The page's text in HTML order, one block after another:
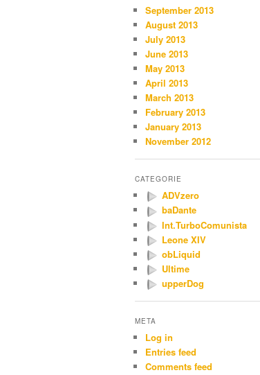
September 2013
August 2013
July 2013
June 2013
May 2013
April 2013
March 2013
February 2013
January 2013
November 2012
CATEGORIE
ADVzero
baDante
Int.TurboComunista
Leone XIV
obLiquid
Ultime
upperDog
META
Log in
Entries feed
Comments feed